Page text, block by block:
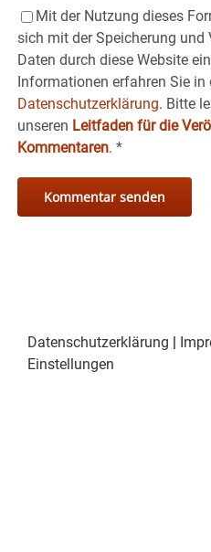
Mit der Nutzung dieses
sich mit der Speicherung und
Daten durch diese Website
Informationen erfahren Sie in
Datenschutzerklärung. Bitte
unseren Leitfaden für die
Kommentaren. *
Datenschutzerklärung |
Einstellungen